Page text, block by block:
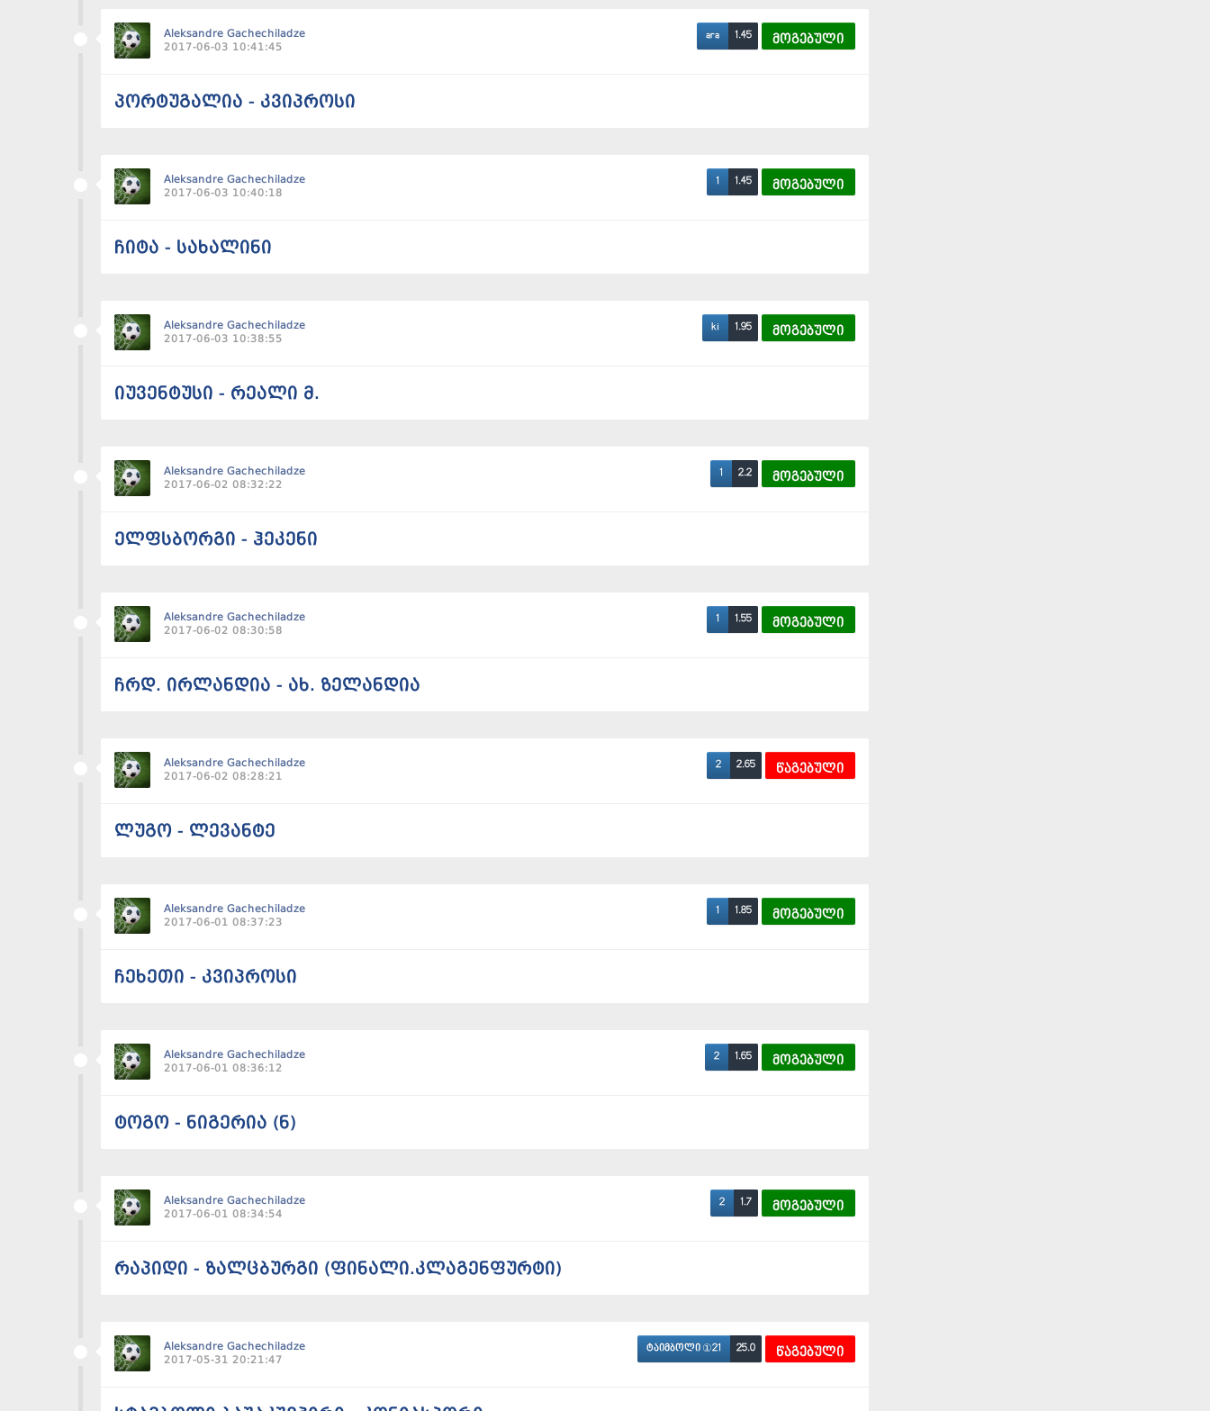
Aleksandre Gachechiladze
2017-06-03 10:41:45
ara 1.45 მოგებული
პორტუგალია - კვიპროსი
Aleksandre Gachechiladze
2017-06-03 10:40:18
1 1.45 მოგებული
ჩიტა - სახალინი
Aleksandre Gachechiladze
2017-06-03 10:38:55
ki 1.95 მოგებული
იუვენტუსი - რეალი მ.
Aleksandre Gachechiladze
2017-06-02 08:32:22
1 2.2 მოგებული
ელფსბორგი - ჰეკენი
Aleksandre Gachechiladze
2017-06-02 08:30:58
1 1.55 მოგებული
ჩრდ. ირლანდია - ახ. ზელანდია
Aleksandre Gachechiladze
2017-06-02 08:28:21
2 2.65 წაგებული
ლუგო - ლევანტე
Aleksandre Gachechiladze
2017-06-01 08:37:23
1 1.85 მოგებული
ჩეხეთი - კვიპროსი
Aleksandre Gachechiladze
2017-06-01 08:36:12
2 1.65 მოგებული
ტოგო - ნიგერია (ნ)
Aleksandre Gachechiladze
2017-06-01 08:34:54
2 1.7 მოგებული
რაპიდი - ზალცბურგი (ფინალი.კლაგენფურტი)
Aleksandre Gachechiladze
2017-05-31 20:21:47
ტაიმბოლი ①21 25.0 წაგებული